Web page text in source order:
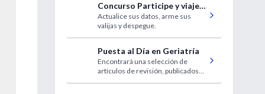
Concurso Participe y viaje
junto a IntraMed
Actualice sus datos, arme sus
valijas y despegue.
Puesta al Día en Geriatría
Encontrará una selección de
artículos de revisión, publicados